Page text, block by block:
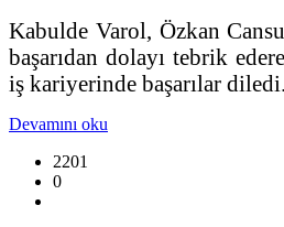
Kabulde Varol, Özkan
başarıdan dolayı tebrik
iş kariyerinde başarılar diledi.
Devamını oku
2201
0